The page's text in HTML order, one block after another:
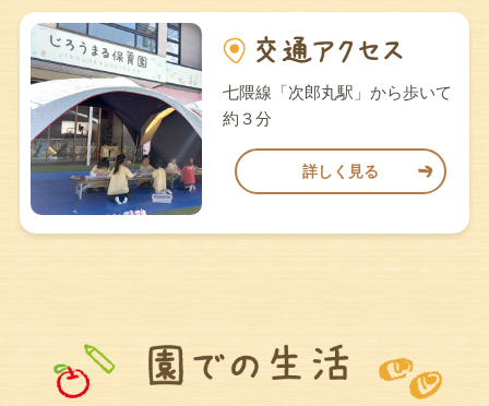
七隈線「次郎丸駅」から歩いて
約３分
詳しく見る